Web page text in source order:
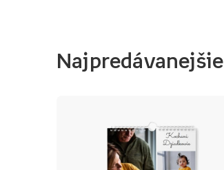
Najpredávanejšie